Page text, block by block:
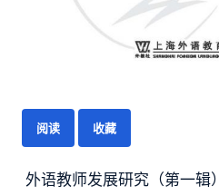
阅读 收藏
外语教师发展研究（第一辑）